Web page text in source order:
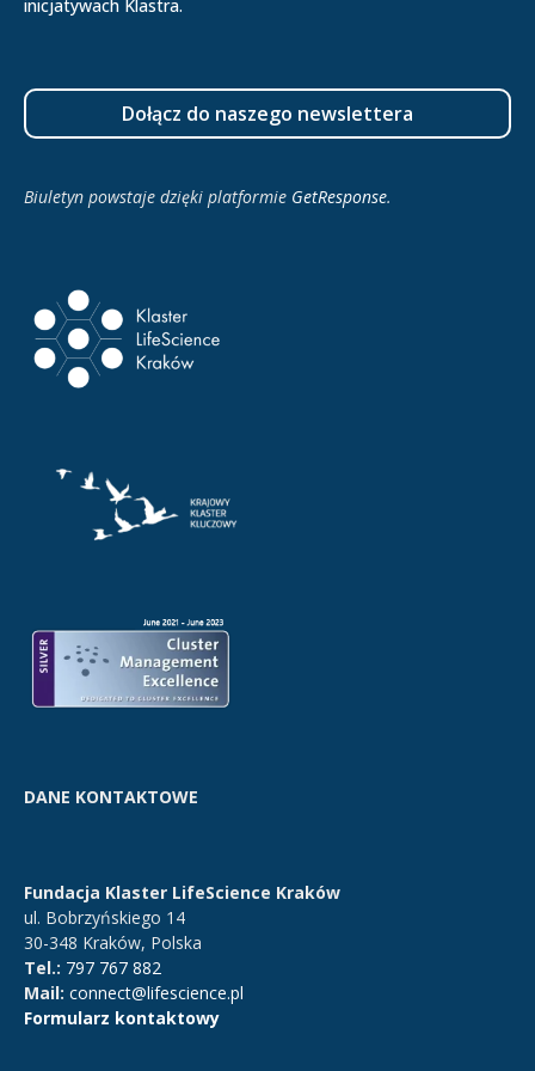
inicjatywach Klastra.
Dołącz do naszego newslettera
Biuletyn powstaje dzięki platformie GetResponse.
DANE KONTAKTOWE
Fundacja Klaster LifeScience Kraków
ul. Bobrzyńskiego 14
30-348 Kraków, Polska
Tel.: 797 767 882
Mail: connect@lifescience.pl
Formularz kontaktowy